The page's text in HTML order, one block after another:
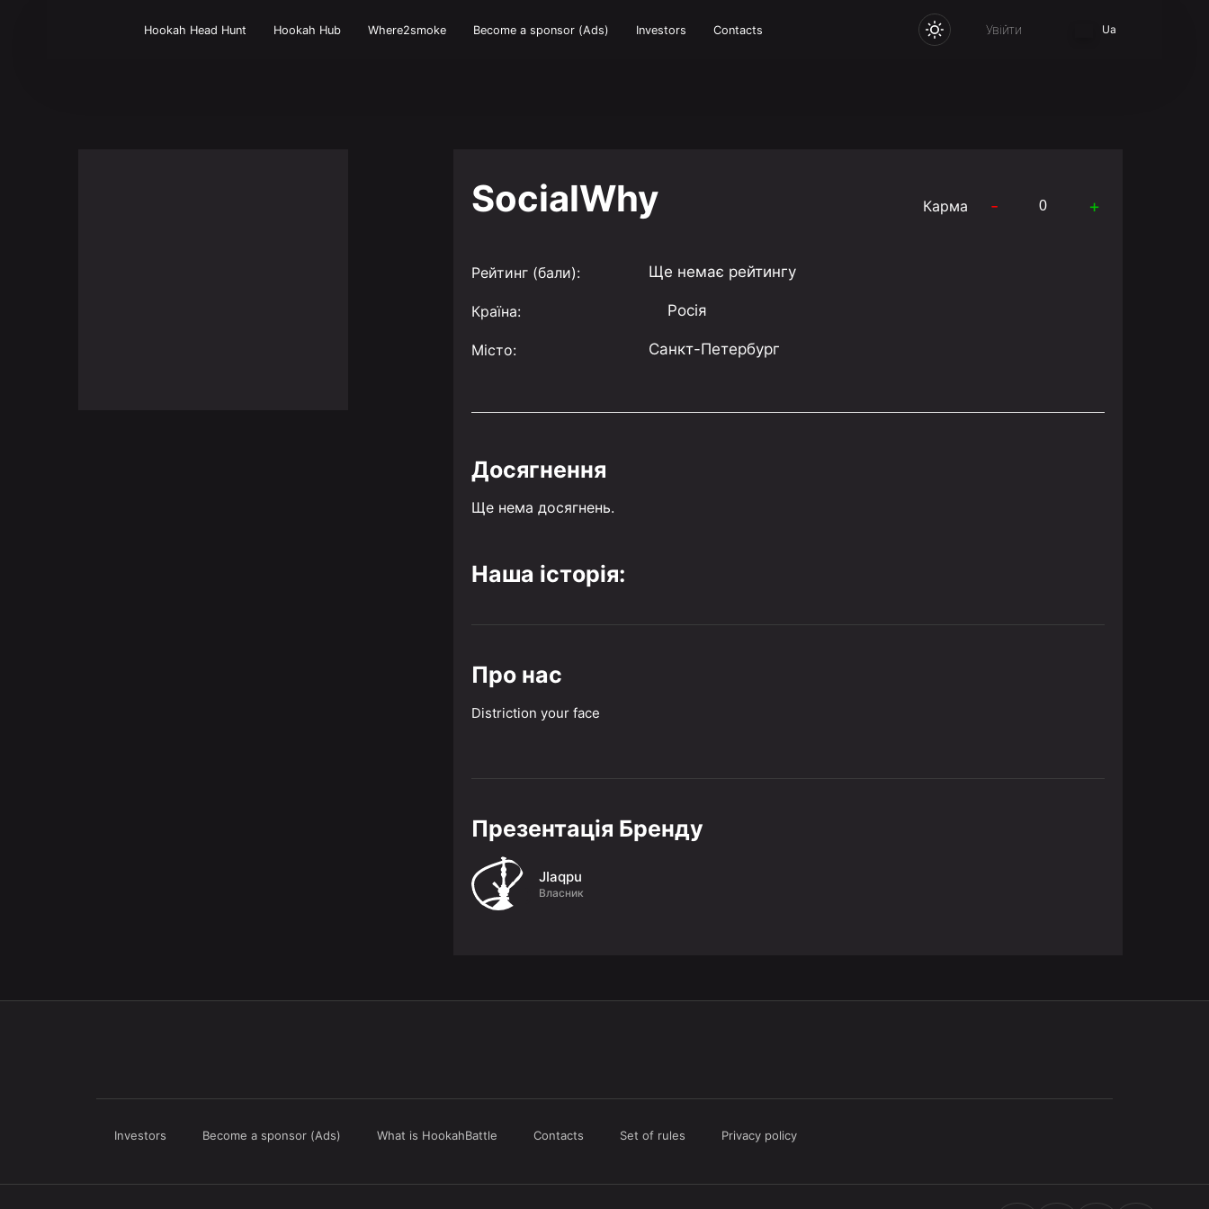
Hookah Head Hunt Hookah Hub Where2smoke Become a sponsor (Ads) Investors Contacts Увійти Ua
SocialWhy Карма - +
Рейтинг (бали): Ще немає рейтингу
Країна: Росiя
Місто: Санкт-Петербург
Досягнення
Ще нема досягнень.
Наша історія:
Про нас
Distriction your face
Презентація Бренду
JIaqpu
Власник
Investors Become a sponsor (Ads) What is HookahBattle Contacts Set of rules Privacy policy